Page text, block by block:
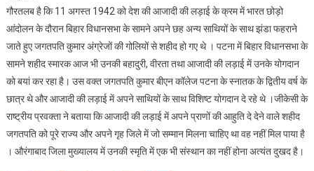
गौरतलब है कि 11 अगस्त 1942 को देश की आजादी की लड़ाई के क्रम में भारत छोड़ो
आंदोलन के दौरान बिहार विधानसभा के सामने अपने छह अन्य साथियों के साथ झंडा फहराने
जाते हुए जगतपति कुमार अंग्रेजों की गोलियों से शहीद हो गए थे । पटना में बिहार विधानसभा के
सामने शहीद स्मारक आज भी उनकी बहादुरी, वीरता तथा आजादी की लड़ाई में उनके योगदान
को बयां कर रहा है। उस वक्त जगतपति कुमार बीएन कॉलेज पटना के स्नातक के द्वितीय वर्ष के
छात्र थे और आजादी की लड़ाई में अपने साथियों के साथ विशिष्ट योगदान दे रहे थे ।जीकेसी के
राष्ट्रीय प्रवक्ता ने बताया कि आजादी की लड़ाई में अपने प्राणों की आहुति दे देने वाले शहीद
जगतपति को पूरे राज्य और अपने गृह जिले में जो सम्मान मिलना चाहिए था वह नहीं मिल पाया है
। औरंगाबाद जिला मुख्यालय में उनकी स्मृति में एक भी संस्थान का नहीं होना अत्यंत दुखद है।